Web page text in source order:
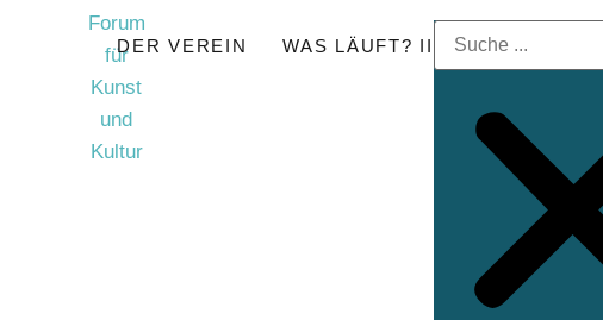
DER VEREIN WAS LÄUFT? II